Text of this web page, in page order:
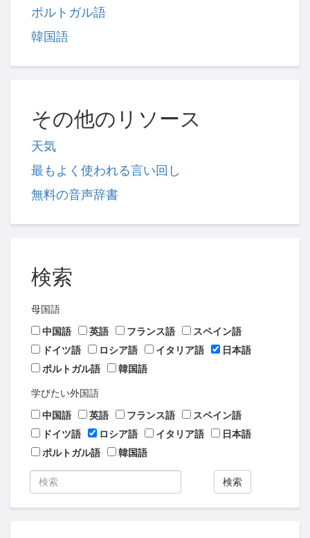
ポルトガル語
韓国語
その他のリソース
天気
最もよく使われる言い回し
無料の音声辞書
検索
母国語
中国語
英語 フランス語
スペイン語
ドイツ語
ロシア語 イタリア語
日本語
ポルトガル語
韓国語
学びたい外国語
中国語
英語 フランス語
スペイン語
ドイツ語
ロシア語 イタリア語
日本語
ポルトガル語
韓国語
検索